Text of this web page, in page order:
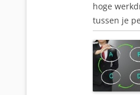
hoge
tussen je